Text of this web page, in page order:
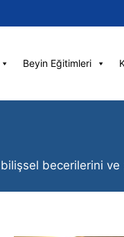
Beyin Eğitimleri
becerilerini ve